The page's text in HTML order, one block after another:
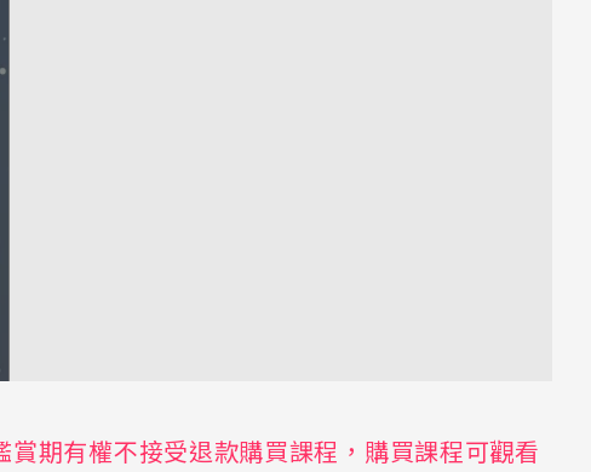
期有權不接受退款購買課程，購買課程可觀看